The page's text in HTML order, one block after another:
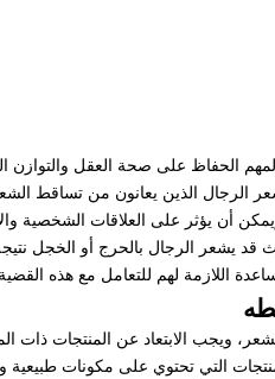
الحفاظ على صحة العقل والتوازن
الرجال الذين يعانون من تساقط
أن يؤثر على العلاقات الشخصية
قد يشعر الرجال بالحرج أو الخجل
اللازمة لهم للتعامل مع هذه
ويجب الابتعاد عن المنتجات ذات
التي تحتوي على مكونات